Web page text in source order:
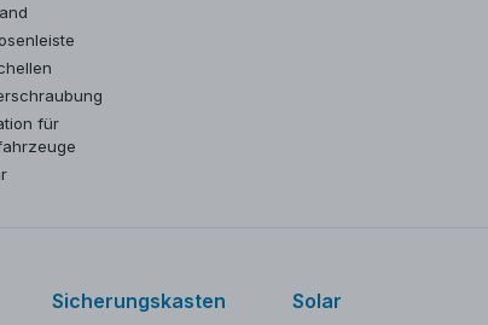
für
Sicherungskasten Solar